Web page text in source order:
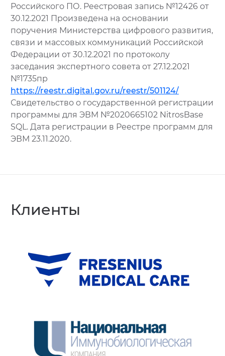
Российского ПО. Реестровая запись №12426 от
30.12.2021 Произведена на основании
поручения Министерства цифрового развития,
связи и массовых коммуникаций Российской
Федерации от 30.12.2021 по протоколу
заседания экспертного совета от 27.12.2021
№1735пр
https://reestr.digital.gov.ru/reestr/501124/
Свидетельство о государственной регистрации
программы для ЭВМ №2020665102 NitrosBase
SQL. Дата регистрации в Реестре программ для
ЭВМ 23.11.2020.
Клиенты